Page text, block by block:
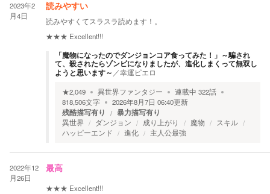
2023年2
月4日
読みやすい
読みやすくてスラスラ読めます！。
★★★ Excellent!!!
「魔物になったのでダンジョンコア食ってみた！」～騙され
て、殺されたらゾンビになりましたが、進化しまくって無双し
ようと思います～ ／幸運ピエロ
★2,049 異世界ファンタジー 連載中 322話
818,506文字 2026年8月7日 06:40更新
残酷描写有り 暴力描写有り
異世界 ダンジョン 成り上がり 魔物
スキル
ハッピーエンド
進化 主人公最強
2022年12
月26日
最高
★★★ Excellent!!!